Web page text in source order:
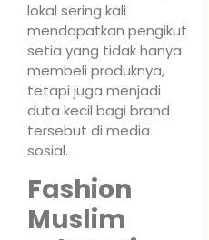
lokal sering kali
mendapatkan pengikut
setia yang tidak hanya
membeli produknya,
tetapi juga menjadi
duta kecil bagi brand
tersebut di media
sosial.
Fashion
Muslim